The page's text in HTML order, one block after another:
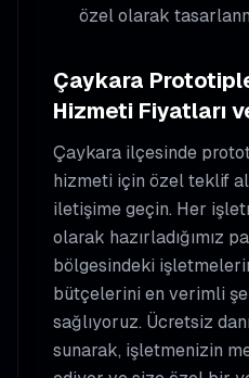
özel olarak
Çaykara
Hizmeti Fiyatları
Çaykara ilçesinde
hizmeti için özel teklif
iletişime geçin. Her
olarak hazırladığımız
bölgesindeki
bütçelerini en verimli
sağlıyoruz. Ücretsiz
sunarak, işletmenizin